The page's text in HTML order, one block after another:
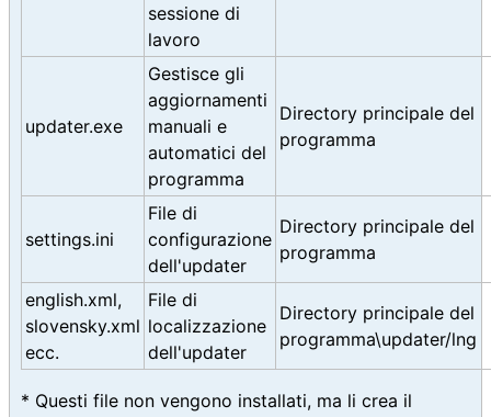
sessione di
lavoro
updater.exe
Gestisce gli
aggiornamenti
manuali e
automatici del
programma
Directory principale del
programma
settings.ini
File di
configurazione
dell'updater
Directory principale del
programma
english.xml,
slovensky.xml
ecc.
File di
localizzazione
dell'updater
Directory principale del
programma\updater/lng
* Questi file non vengono installati, ma li crea il